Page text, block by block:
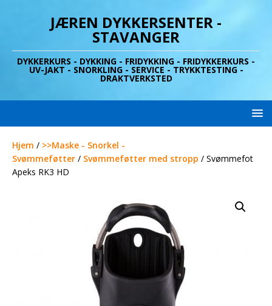
JÆREN DYKKERSENTER -
STAVANGER
DYKKERKURS - DYKKING - FRIDYKKING - FRIDYKKERKURS -
UV-JAKT - SNORKLING - SERVICE - TRYKKTESTING -
DRAKTVERKSTED
Hjem / >>Maske - Snorkel -
Svømmeføtter / Svømmeføtter med stropp / Svømmefot
Apeks RK3 HD